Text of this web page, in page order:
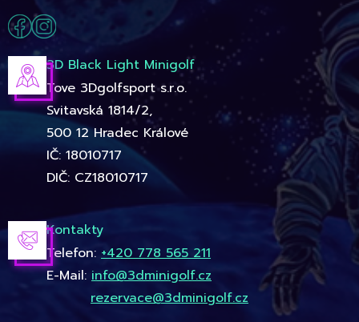
3D Black Light Minigolf
Tove 3Dgolfsport s.r.o.
Svitavská 1814/2,
500 12 Hradec Králové
IČ: 18010717
DIČ: CZ18010717
Kontakty
Telefon: +420 778 565 211
E-Mail: info@3dminigolf.cz
rezervace@3dminigolf.cz